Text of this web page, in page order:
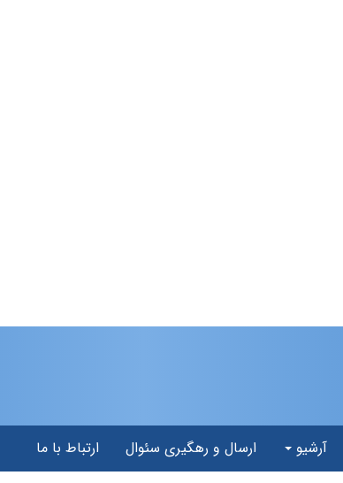
آرشیو ارسال و رهگیری سئوال ارتباط با ما